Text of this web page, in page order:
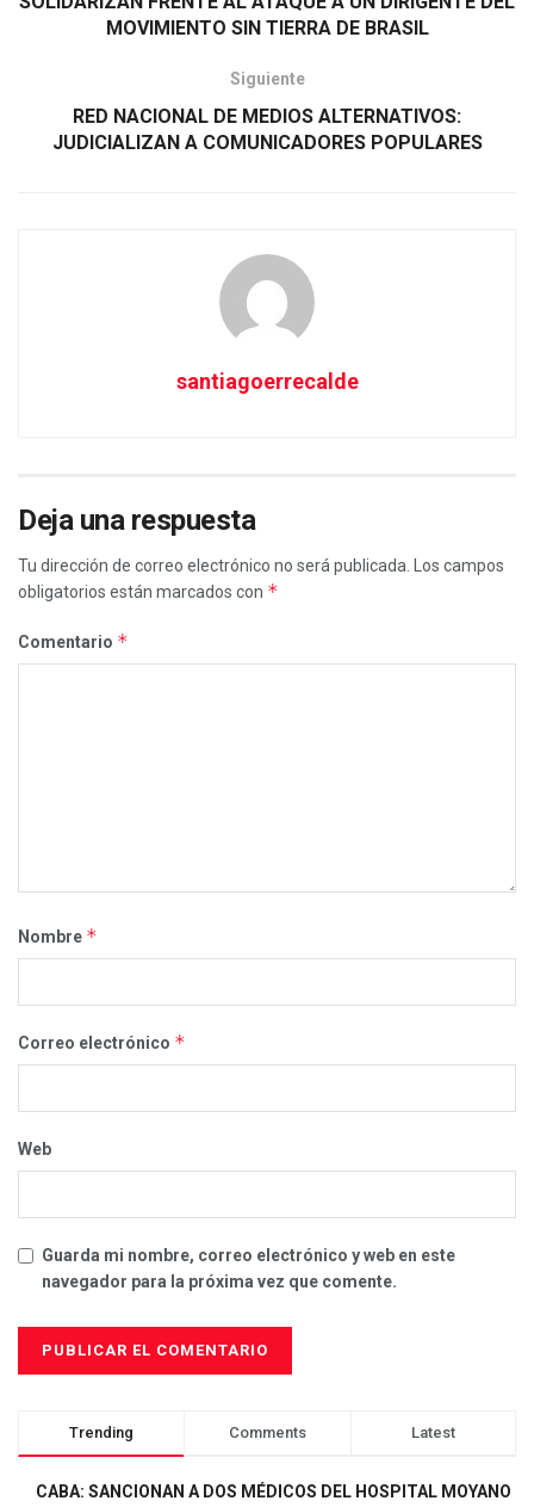
MOVIMIENTO SIN TIERRA DE BRASIL
Siguiente
RED NACIONAL DE MEDIOS ALTERNATIVOS:
JUDICIALIZAN A COMUNICADORES POPULARES
santiagoerrecalde
Deja una respuesta
Tu dirección de correo electrónico no será publicada.
Los campos
obligatorios están marcados con *
Comentario *
Nombre *
Correo electrónico *
Web
Guarda mi nombre, correo electrónico y web en este
navegador para la próxima vez que comente.
Trending Comments Latest
CABA: SANCIONAN A DOS MÉDICOS DEL HOSPITAL MOYANO